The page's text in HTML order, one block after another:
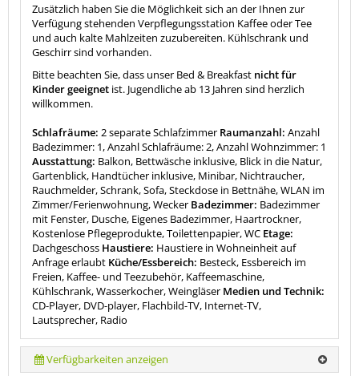
Zusätzlich haben Sie die Möglichkeit sich an der Ihnen zur
Verfügung stehenden Verpflegungsstation Kaffee oder Tee
und auch kalte Mahlzeiten zuzubereiten. Kühlschrank und
Geschirr sind vorhanden.
Bitte beachten Sie, dass unser Bed & Breakfast nicht für
Kinder geeignet ist. Jugendliche ab 13 Jahren sind herzlich
willkommen.
Schlafräume: 2 separate Schlafzimmer Raumanzahl: Anzahl
Badezimmer: 1, Anzahl Schlafräume: 2, Anzahl Wohnzimmer: 1
Ausstattung: Balkon, Bettwäsche inklusive, Blick in die Natur,
Gartenblick, Handtücher inklusive, Minibar, Nichtraucher,
Rauchmelder, Schrank, Sofa, Steckdose in Bettnähe, WLAN im
Zimmer/Ferienwohnung, Wecker Badezimmer: Badezimmer
mit Fenster, Dusche, Eigenes Badezimmer, Haartrockner,
Kostenlose Pflegeprodukte, Toilettenpapier, WC Etage:
Dachgeschoss Haustiere: Haustiere in Wohneinheit auf
Anfrage erlaubt Küche/Essbereich: Besteck, Essbereich im
Freien, Kaffee- und Teezubehör, Kaffeemaschine,
Kühlschrank, Wasserkocher, Weingläser Medien und Technik:
CD-Player, DVD-player, Flachbild-TV, Internet-TV,
Lautsprecher, Radio
Verfügbarkeiten anzeigen